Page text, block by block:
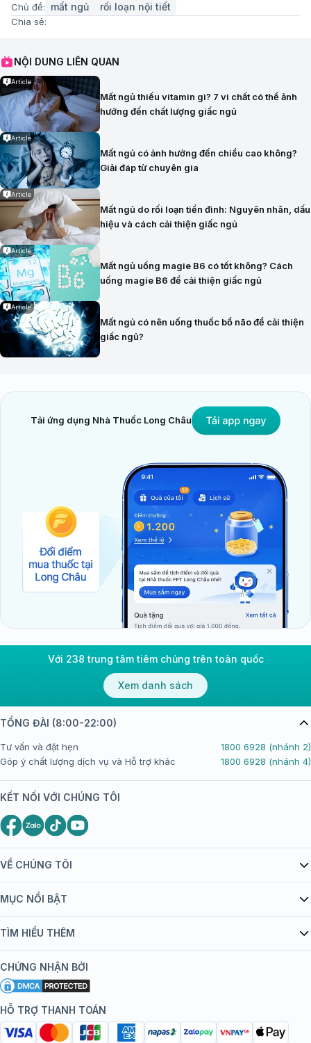
Chủ đề: mất ngủ rối loạn nội tiết
Chia sẻ:
NỘI DUNG LIÊN QUAN
Article
Mất ngủ thiếu vitamin gì? 7 vi chất có thể ảnh
hưởng đến chất lượng giấc ngủ
Article
Mất ngủ có ảnh hưởng đến chiều cao không?
Giải đáp từ chuyên gia
Article
Mất ngủ do rối loạn tiền đình: Nguyên nhân, dấu
hiệu và cách cải thiện giấc ngủ
Article
Mất ngủ uống magie B6 có tốt không? Cách
uống magie B6 để cải thiện giấc ngủ
Article
Mất ngủ có nên uống thuốc bổ não để cải thiện
giấc ngủ?
Tải ứng dụng Nhà Thuốc Long Châu
Với 238 trung tâm tiêm chủng trên toàn quốc
Xem danh sách
VỀ CHÚNG TÔI
Giới thiệu Tiêm Chủng FPT Long Châu
bán hàng
Chính sách nội dung
Chính sách bảo mật
Chính sách bảo mật dữ liệu cá nhân
MỤC NỔI BẬT
Danh mục vắc xin
Đội ngũ bác sĩ, chuyên gia
Hệ thống trung tâm tiêm chủng
TÌM HIỂU THÊM
Khuyến mãi
Tôi nên tiêm gì?
Tiêm chủng đi nước ngoài
CHỨNG NHẬN BỞI
HỖ TRỢ THANH TOÁN
TỔNG ĐÀI (8:00-22:00)
Tư vấn và đặt hẹn
1800 6928 (nhánh 2)
Góp ý chất lượng dịch vụ và Hỗ trợ khác
1800 6928 (nhánh 4)
KẾT NỐI VỚI CHÚNG TÔI